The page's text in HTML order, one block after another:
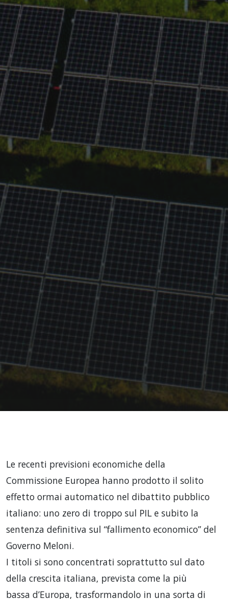
Le recenti previsioni economiche della
Commissione Europea hanno prodotto il solito
effetto ormai automatico nel dibattito pubblico
italiano: uno zero di troppo sul PIL e subito la
sentenza definitiva sul “fallimento economico” del
Governo Meloni.
I titoli si sono concentrati soprattutto sul dato
della crescita italiana, prevista come la più
bassa d’Europa, trasformandolo in una sorta di